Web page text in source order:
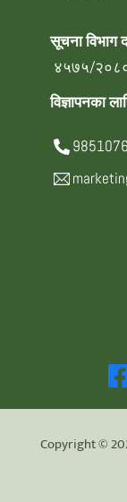
सूचना विभाग
४५७५/
विज्ञापनका
Copyright ©